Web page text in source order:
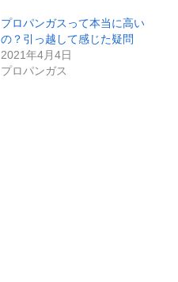
プロパンガスって本当に高い
の？引っ越して感じた疑問
2021年4月4日
プロパンガス